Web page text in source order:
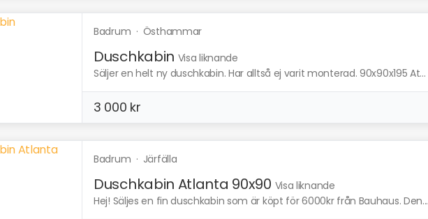
Badrum · Östhammar
Duschkabin Visa liknande
Säljer en helt ny duschkabin. Har alltså ej varit monterad. 90x90x195 At...
3 000 kr
Badrum · Järfälla
Duschkabin Atlanta 90x90 Visa liknande
Hej! Säljes en fin duschkabin som är köpt för 6000kr från Bauhaus. Den...